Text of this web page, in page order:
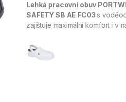
Lehká pracovní obuv
SAFETY SB AE FC03s
zajištuje maximální komfort i v